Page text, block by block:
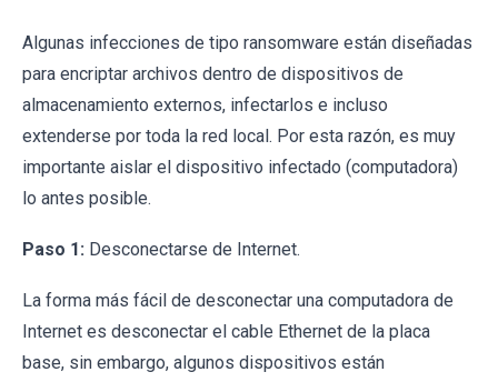
Algunas infecciones de tipo ransomware están diseñadas
para encriptar archivos dentro de dispositivos de
almacenamiento externos, infectarlos e incluso
extenderse por toda la red local. Por esta razón, es muy
importante aislar el dispositivo infectado (computadora)
lo antes posible.
Paso 1: Desconectarse de Internet.
La forma más fácil de desconectar una computadora de
Internet es desconectar el cable Ethernet de la placa
base, sin embargo, algunos dispositivos están